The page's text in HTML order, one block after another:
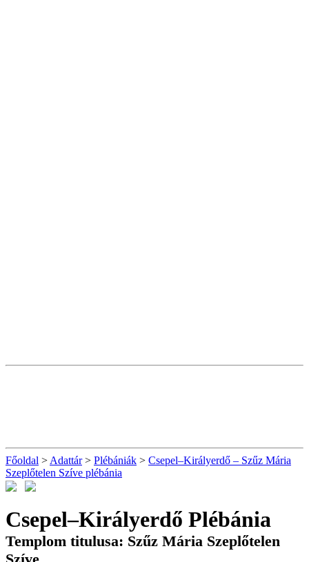
Főoldal > Adattár> Plébániák > Csepel–Királyerdő – Szűz Mária
Szeplőtelen Szíve plébánia
Csepel–Királyerdő Plébánia
Templom titulusa: Szűz Mária Szeplőtelen